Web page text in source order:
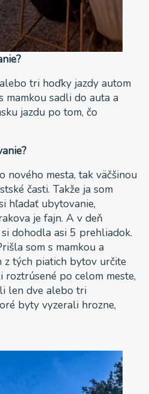
tri hoďky jazdy autom
mamkou sadli do auta a
jazdu po tom, čo
nového mesta, tak väčšinou
časti. Takže ja som
hľadať ubytovanie,
je fajn. A v deň
dohodla asi 5 prehliadok.
som s mamkou a
z tých piatich bytov určite
po celom meste,
len dve alebo tri
byty vyzerali hrozne,